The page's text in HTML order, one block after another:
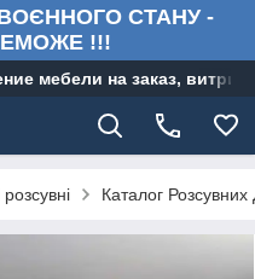
СТАНУ -
!!!
мебели на заказ,
розсувні Каталог